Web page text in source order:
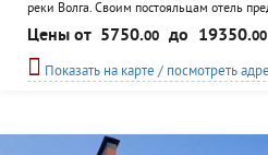
реки Волга. Своим постояльцам отель
комфортабельных номерах с
косметических принадлежностей. К
конференц-залы, SPA-центр.
Цены от 5750.00 до 19350.00
Показать на карте / посмотреть